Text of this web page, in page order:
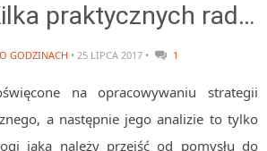
Metody numeryczne
Algorytmy sortowania
Algorytmy konwersji
Algorytmy wyszukiwania
praktycznych rad…
GODZINACH • 25 LIPCA 2017 • 1
na opracowywaniu strategii
a następnie jego analizie to tylko
jaką należy przejść od pomysłu do